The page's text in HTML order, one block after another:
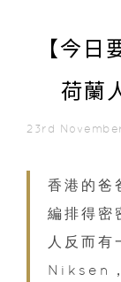
【今日
荷蘭
23rd
香港的爸
編排得密
人反而
Niksen